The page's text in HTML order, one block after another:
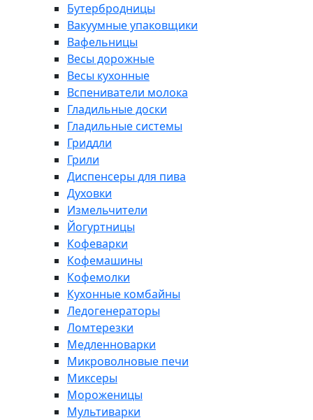
Бутербродницы
Вакуумные упаковщики
Вафельницы
Весы дорожные
Весы кухонные
Вспениватели молока
Гладильные доски
Гладильные системы
Гриддли
Грили
Диспенсеры для пива
Духовки
Измельчители
Йогуртницы
Кофеварки
Кофемашины
Кофемолки
Кухонные комбайны
Ледогенераторы
Ломтерезки
Медленноварки
Микроволновые печи
Миксеры
Мороженицы
Мультиварки